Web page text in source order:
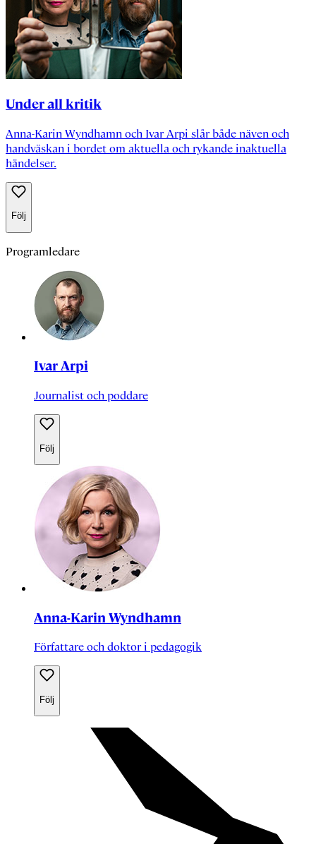
Under all kritik
Anna-Karin Wyndhamn och Ivar Arpi slår både näven och
handväskan i bordet om aktuella och rykande inaktuella
händelser.
Följ
Programledare
Ivar Arpi
Journalist och poddare
Följ
Anna-Karin Wyndhamn
Författare och doktor i pedagogik
Följ